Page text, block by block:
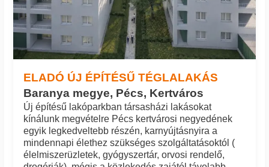
ELADÓ ÚJ ÉPÍTÉSŰ TÉGLALAKÁS
Baranya megye, Pécs, Kertváros
Új építésű lakóparkban társasházi lakásokat
kínálunk megvételre Pécs kertvárosi negyedének
egyik legkedveltebb részén, karnyújtásnyira a
mindennapi élethez szükséges szolgáltatásoktól (
élelmiszerüzletek, gyógyszertár, orvosi rendelő,